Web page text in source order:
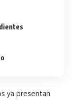
ya presentan